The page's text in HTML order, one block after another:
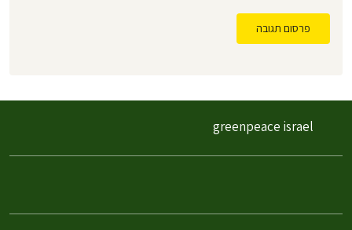
פרסום תגובה